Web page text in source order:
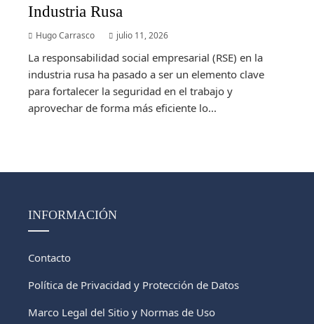
Industria Rusa
Hugo Carrasco julio 11, 2026
La responsabilidad social empresarial (RSE) en la
industria rusa ha pasado a ser un elemento clave
para fortalecer la seguridad en el trabajo y
aprovechar de forma más eficiente lo...
INFORMACIÓN
Contacto
Política de Privacidad y Protección de Datos
Marco Legal del Sitio y Normas de Uso